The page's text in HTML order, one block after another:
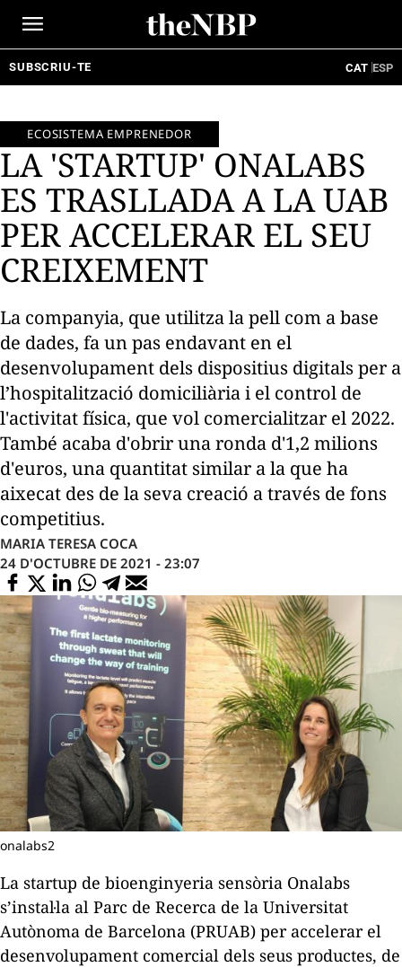
SUBSCRIU-TE CAT ESP
ECOSISTEMA EMPRENEDOR
LA 'STARTUP' ONALABS
ES TRASLLADA A LA UAB
PER ACCELERAR EL SEU
CREIXEMENT
La companyia, que utilitza la pell com a base
de dades, fa un pas endavant en el
desenvolupament dels dispositius digitals per a
l’hospitalització domiciliària i el control de
l'activitat física, que vol comercialitzar el 2022.
També acaba d'obrir una ronda d'1,2 milions
d'euros, una quantitat similar a la que ha
aixecat des de la seva creació a través de fons
competitius.
MARIA TERESA COCA
24 D'OCTUBRE DE 2021 - 23:07
onalabs2
La startup de bioenginyeria sensòria Onalabs
s’instal·la al Parc de Recerca de la Universitat
Autònoma de Barcelona (PRUAB) per accelerar el
desenvolupament comercial dels seus productes, de